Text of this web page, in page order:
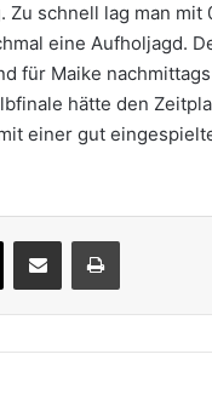
schnell lag man mit
eine Aufholjagd.
für Maike
hätte den
einer gut
Teile per E-Mail Drucken